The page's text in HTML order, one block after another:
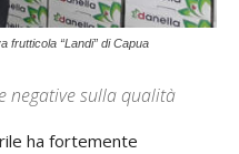
frutticola “Landi” di Capua
negative sulla qualità
ha fortemente